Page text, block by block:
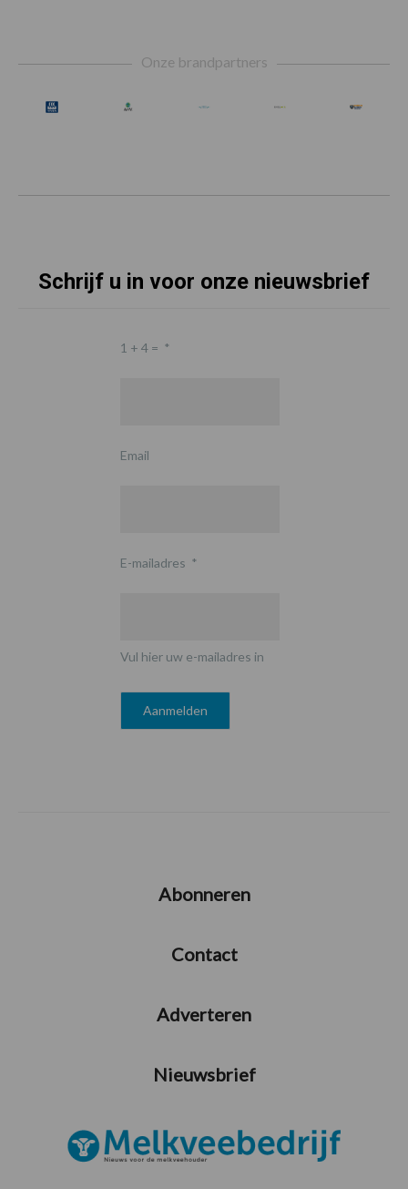
Onze brandpartners
Schrijf u in voor onze nieuwsbrief
1 + 4 = *
Email
E-mailadres *
Vul hier uw e-mailadres in
Abonneren
Contact
Adverteren
Nieuwsbrief